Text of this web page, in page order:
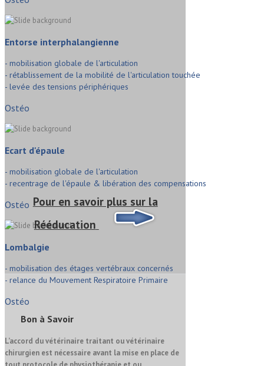
Entorse interphalangienne
- mobilisation globale de l'articulation
- rétablissement de la mobilité de l'articulation touchée
- levée des tensions périphériques
Ostéo
Ecart d'épaule
- mobilisation globale de l'articulation
- recentrage de l'épaule & libération des compensations
Ostéo
Lombalgie
- mobilisation des étages vertébraux concernés
- relance du Mouvement Respiratoire Primaire
Ostéo
Pour en savoir plus sur la
Rééducation
Bon à Savoir
L’accord du vétérinaire traitant ou vétérinaire
chirurgien est nécessaire avant la mise en place de